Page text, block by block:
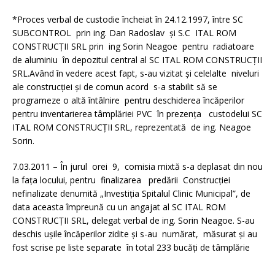
*Proces verbal de custodie încheiat în 24.12.1997, între SC
SUBCONTROL prin ing. Dan Radoslav şi S.C ITAL ROM
CONSTRUCŢII SRL prin ing Sorin Neagoe pentru radiatoare
de aluminiu în depozitul central al SC ITAL ROM CONSTRUCŢII
SRL.Având în vedere acest fapt, s-au vizitat şi celelalte niveluri
ale construcţiei şi de comun acord s-a stabilit să se
programeze o altă întâlnire pentru deschiderea încăperilor
pentru inventarierea tâmplăriei PVC în prezenţa custodelui SC
ITAL ROM CONSTRUCŢII SRL, reprezentată de ing. Neagoe
Sorin.
7.03.2011 – În jurul orei 9, comisia mixtă s-a deplasat din nou
la faţa locului, pentru finalizarea predării Construcţiei
nefinalizate denumită „Investiţia Spitalul Clinic Municipal”, de
data aceasta împreună cu un angajat al SC ITAL ROM
CONSTRUCŢII SRL, delegat verbal de ing. Sorin Neagoe. S-au
deschis uşile încăperilor zidite şi s-au numărat, măsurat şi au
fost scrise pe liste separate în total 233 bucăţi de tâmplărie